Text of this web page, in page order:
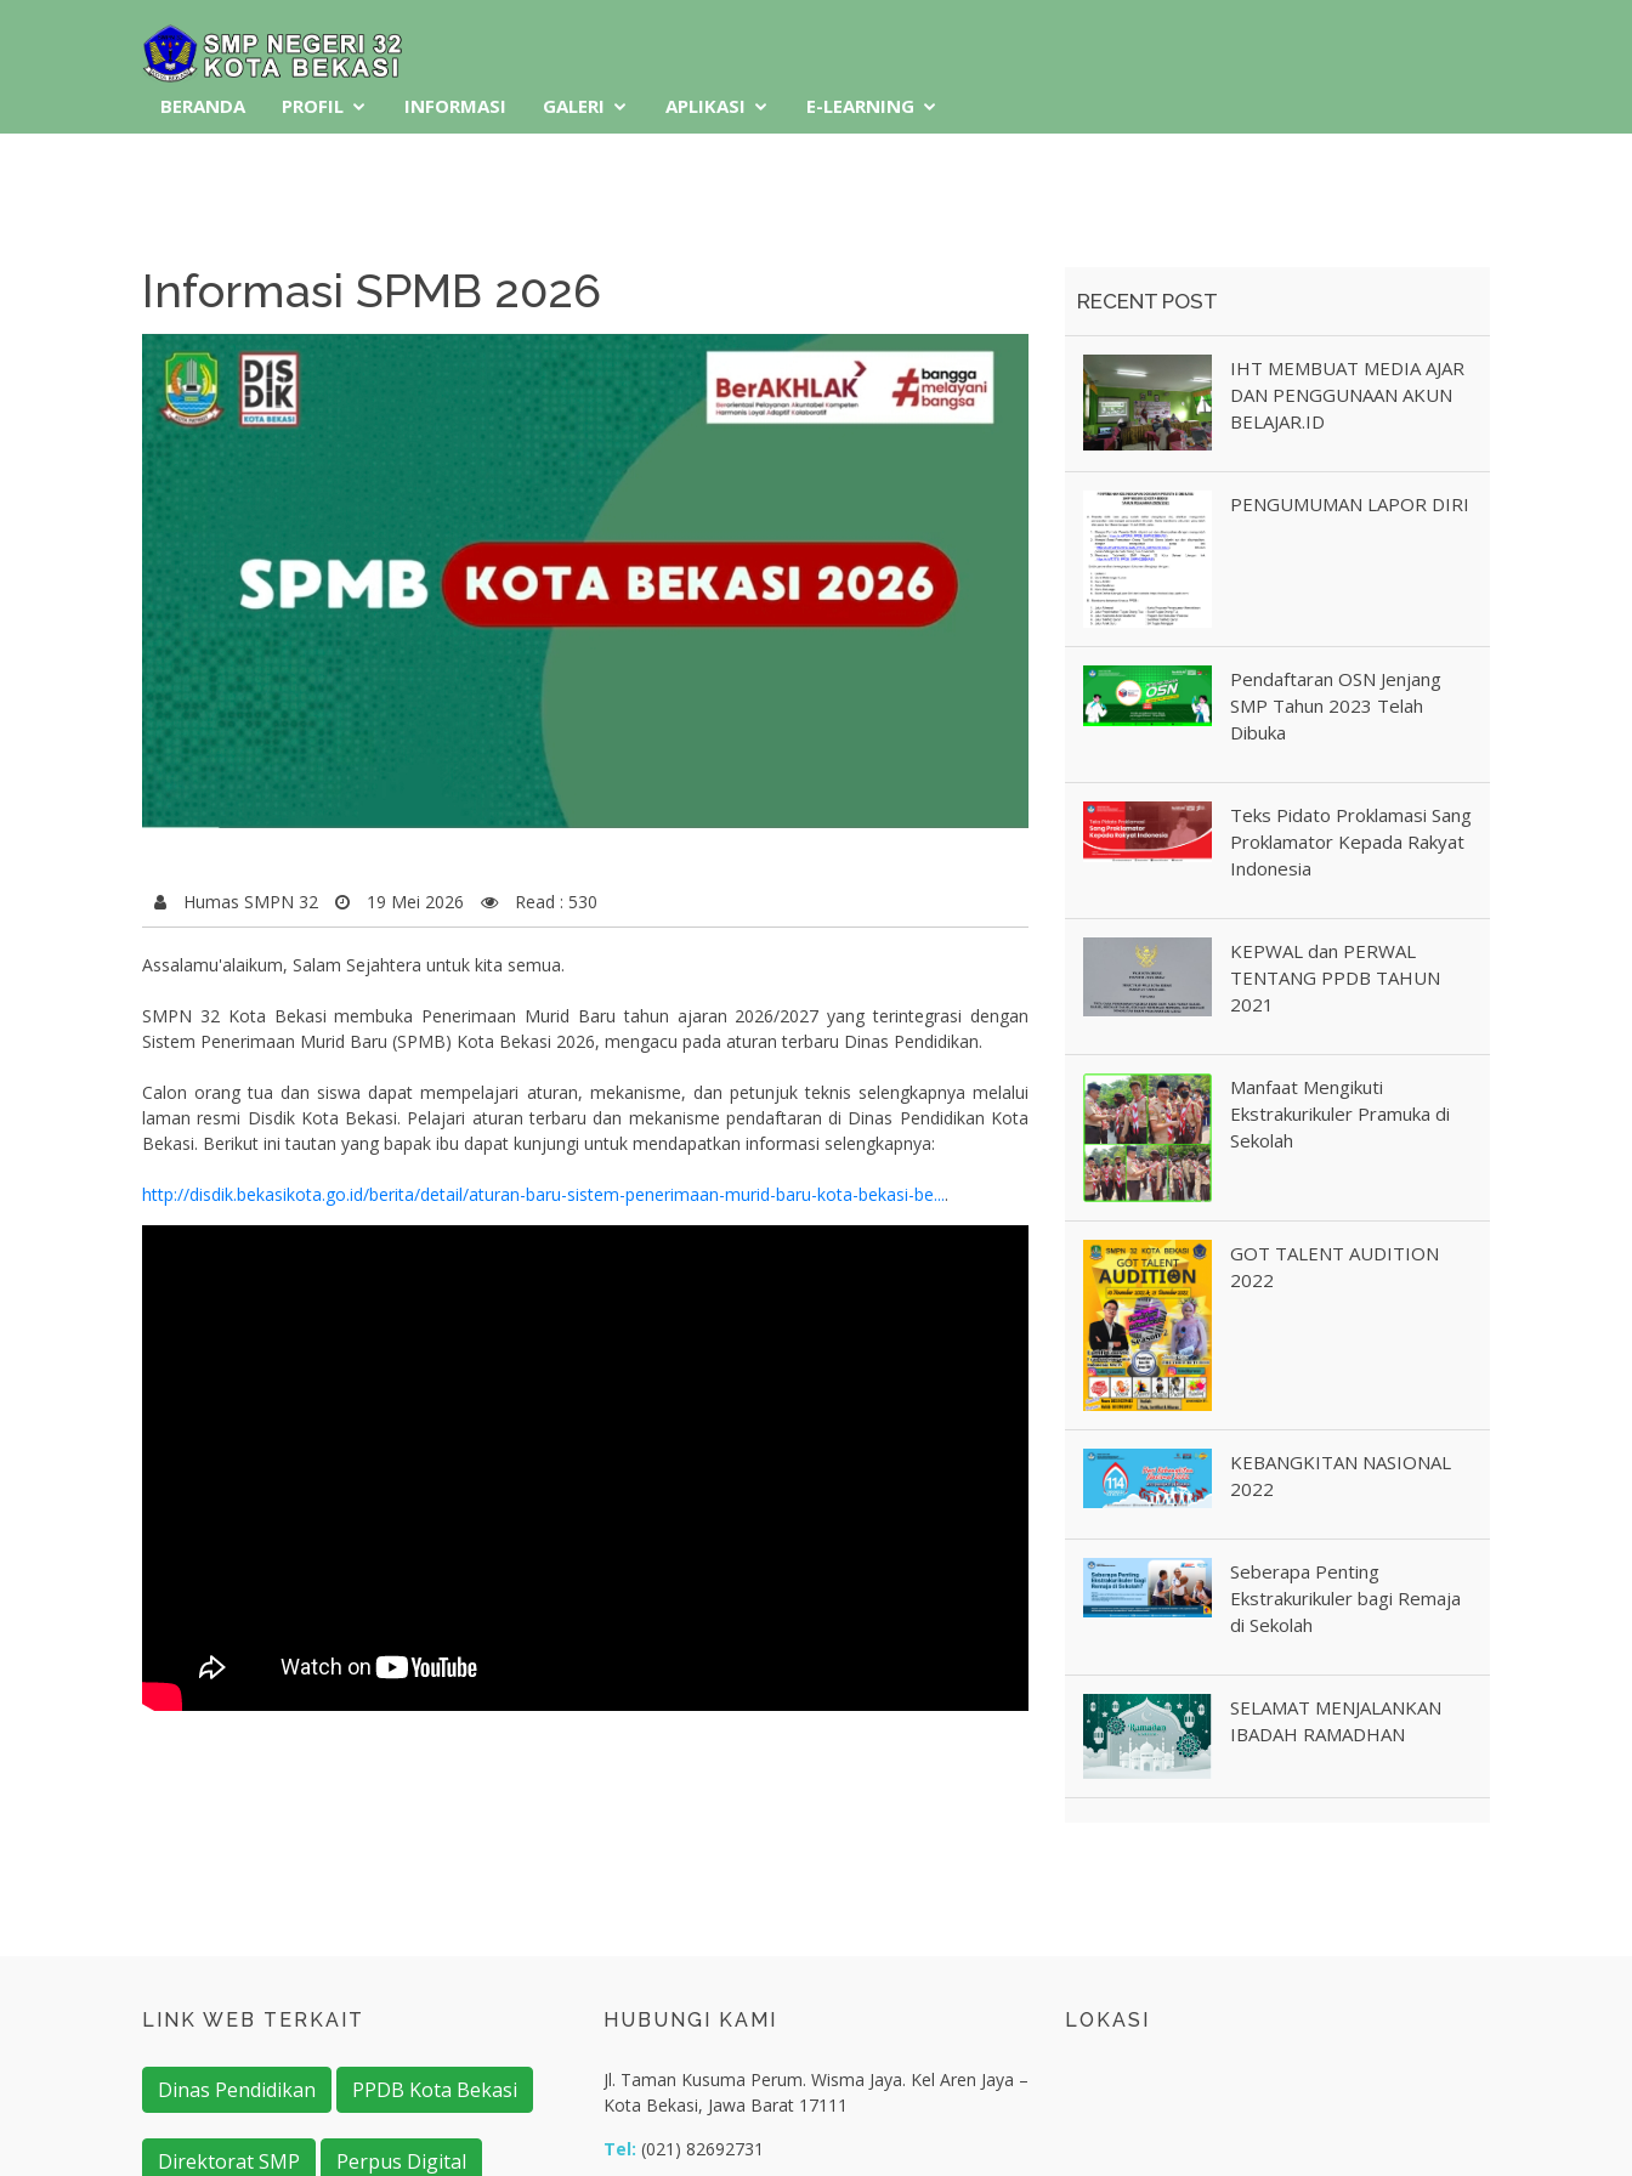
BERANDA PROFIL INFORMASI GALERI APLIKASI E-LEARNING
Informasi SPMB 2026
Humas SMPN 32 19 Mei 2026 Read : 530
Assalamu'alaikum, Salam Sejahtera untuk kita semua.
SMPN 32 Kota Bekasi membuka Penerimaan Murid Baru tahun ajaran 2026/2027 yang terintegrasi dengan
Sistem Penerimaan Murid Baru (SPMB) Kota Bekasi 2026, mengacu pada aturan terbaru Dinas Pendidikan.
Calon orang tua dan siswa dapat mempelajari aturan, mekanisme, dan petunjuk teknis selengkapnya melalui
laman resmi Disdik Kota Bekasi. Pelajari aturan terbaru dan mekanisme pendaftaran di Dinas Pendidikan Kota
Bekasi. Berikut ini tautan yang bapak ibu dapat kunjungi untuk mendapatkan informasi selengkapnya:
http://disdik.bekasikota.go.id/berita/detail/aturan-baru-sistem-penerimaan-murid-baru-kota-bekasi-be....
RECENT POST
IHT MEMBUAT MEDIA AJAR
DAN PENGGUNAAN AKUN
BELAJAR.ID
PENGUMUMAN LAPOR DIRI
Pendaftaran OSN Jenjang
SMP Tahun 2023 Telah
Dibuka
Teks Pidato Proklamasi Sang
Proklamator Kepada Rakyat
Indonesia
KEPWAL dan PERWAL
TENTANG PPDB TAHUN
2021
Manfaat Mengikuti
Ekstrakurikuler Pramuka di
Sekolah
GOT TALENT AUDITION
2022
KEBANGKITAN NASIONAL
2022
Seberapa Penting
Ekstrakurikuler bagi Remaja
di Sekolah
SELAMAT MENJALANKAN
IBADAH RAMADHAN
LINK WEB TERKAIT
Dinas Pendidikan PPDB Kota Bekasi
Direktorat SMP Perpus Digital
HUBUNGI KAMI
Jl. Taman Kusuma Perum. Wisma Jaya. Kel Aren Jaya –
Kota Bekasi, Jawa Barat 17111
Tel: (021) 82692731
LOKASI